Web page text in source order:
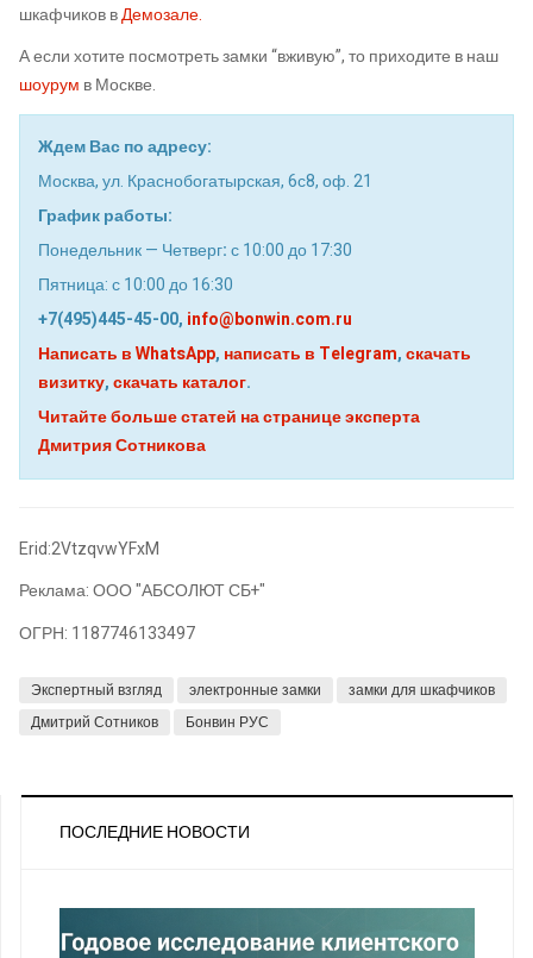
шкафчиков вДемозале.
А если хотите посмотреть замки “вживую”, то приходите в наш
шоурум в Москве.
Ждем Вас по адресу:
Москва, ул. Краснобогатырская, 6с8, оф. 21
График работы:
Понедельник — Четверг:с 10:00 до 17:30
Пятница: с 10:00 до 16:30
+7(495)445-45-00, info@bonwin.com.ru
Написать в WhatsApp, написать в Telegram,скачать
визитку,скачать каталог.
Читайте больше статей на странице эксперта
Дмитрия Сотникова
Erid:2VtzqvwYFxM
Реклама: ООО "АБСОЛЮТ СБ+"
ОГРН: 1187746133497
Экспертный взгляд электронные замки
замки для шкафчиков
Дмитрий Сотников
Бонвин РУС
ПОСЛЕДНИЕ НОВОСТИ